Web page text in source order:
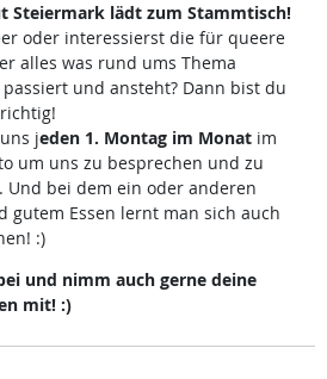
Steiermark lädt zum Stammtisch!
oder interessierst die für queere
alles was rund ums Thema
passiert und ansteht? Dann bist du
jeden 1. Montag im Monat im
um uns zu besprechen und zu
Und bei dem ein oder anderen
gutem Essen lernt man sich auch
:)
und nimm auch gerne deine
mit! :)